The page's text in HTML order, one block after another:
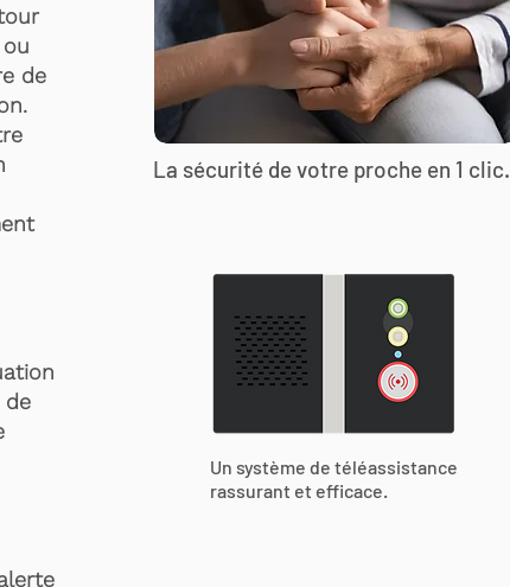
de
de
La sécurité de votre proche en 1 clic.
Un système de téléassistance
rassurant et efficace.